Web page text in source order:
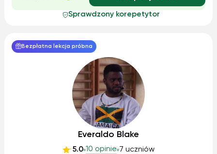
Sprawdzony korepetytor
Bezpłatna lekcja próbna
Everaldo Blake
5.0 10 opinie 7 uczniów